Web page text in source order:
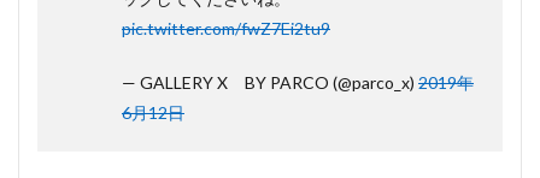
pic.twitter.com/fwZ7Ei2tu9
— GALLERY X BY PARCO (@parco_x) 2019年
6月12日